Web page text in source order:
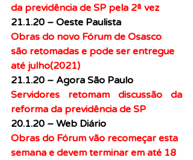
da previdência de SP pela 2ª vez
21.1.20 – Oeste Paulista
Obras do novo Fórum de Osasco
são retomadas e pode ser entregue
até julho(2021)
21.1.20 – Agora São Paulo
Servidores retomam discussão da
reforma da previdência de SP
20.1.20 – Web Diário
Obras do Fórum vão recomeçar esta
semana e devem terminar em até 18